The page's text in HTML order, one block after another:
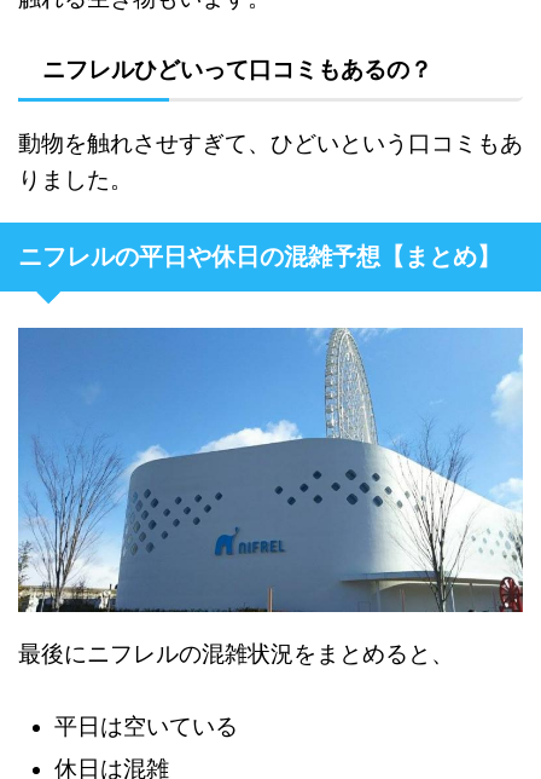
ニフレルひどいって口コミもあるの？
動物を触れさせすぎて、ひどいという口コミもあ
りました。
ニフレルの平日や休日の混雑予想【まとめ】
最後にニフレルの混雑状況をまとめると、
平日は空いている
休日は混雑